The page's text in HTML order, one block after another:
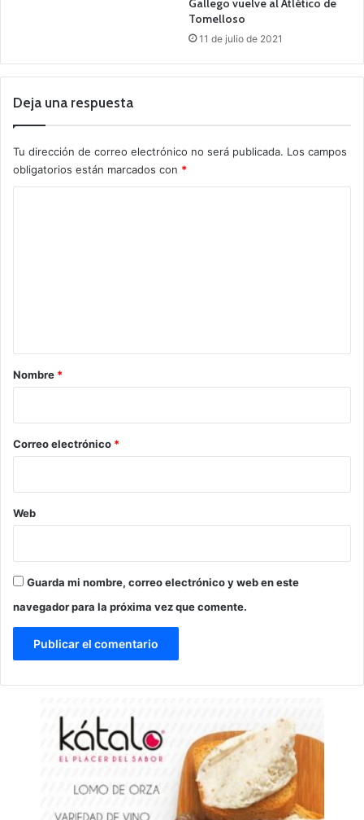
Gallego vuelve al Atlético de
Tomelloso
11 de julio de 2021
Deja una respuesta
Tu dirección de correo electrónico no será publicada. Los campos
obligatorios están marcados con *
r
*
Nombre *
Correo electrónico *
Web
Guarda mi nombre, correo electrónico y web en este
navegador para la próxima vez que comente.